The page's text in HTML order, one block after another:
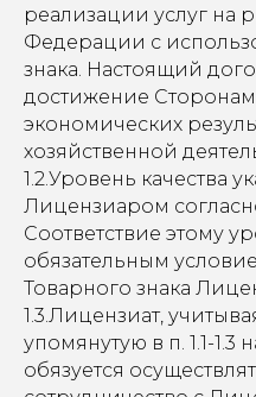
реализации услуг на
Федерации с
знака. Настоящий
достижение
экономических
хозяйственной
1.2.Уровень качества
Лицензиаром
Соответствие этому
обязательным
Товарного знака
1.3.Лицензиат,
упомянутую в п. 1.1-1.3
обязуется